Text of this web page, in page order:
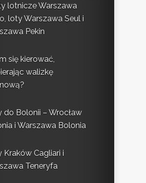
lotnicze Warszawa
loty Warszawa Seul i
Pekin
się kierować,
walizkę
do Bolonii – Wrocław
i Warszawa Bolonia
Kraków Cagliari i
Teneryfa